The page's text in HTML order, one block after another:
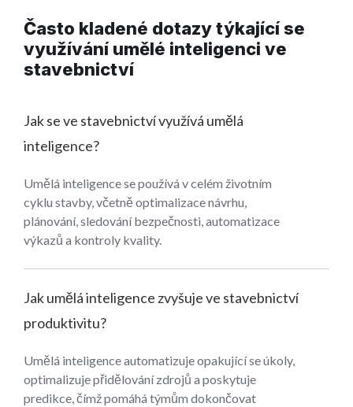
Často kladené dotazy týkající se
využívání umělé inteligenci ve
stavebnictví
Jak se ve stavebnictví využívá umělá
inteligence?
Umělá inteligence se používá v celém životním
cyklu stavby, včetně optimalizace návrhu,
plánování, sledování bezpečnosti, automatizace
výkazů a kontroly kvality.
Jak umělá inteligence zvyšuje ve stavebnictví
produktivitu?
Umělá inteligence automatizuje opakující se úkoly,
optimalizuje přidělování zdrojů a poskytuje
predikce, čímž pomáhá týmům dokončovat